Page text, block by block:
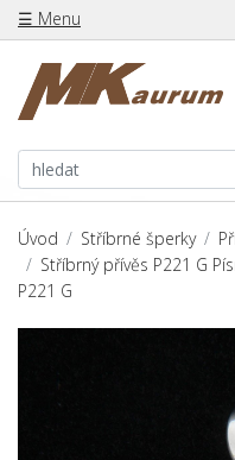
☰ Menu
Úvod Stříbrné šperky
Stříbrný přívěs P221 G
P221 G